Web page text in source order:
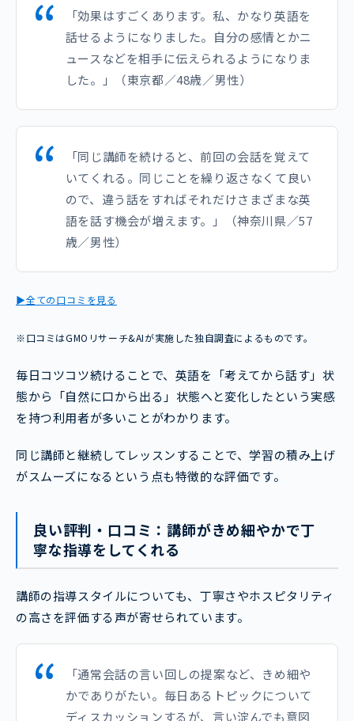
「効果はすごくあります。私、かなり英語を
話せるようになりました。自分の感情とかニ
ュースなどを相手に伝えられるようになりま
した。」（東京都／48歳／男性）
「同じ講師を続けると、前回の会話を覚えて
いてくれる。同じことを繰り返さなくて良い
ので、違う話をすればそれだけさまざまな英
語を話す機会が増えます。」（神奈川県／57
歳／男性）
▶全ての口コミを見る
※口コミはGMOリサーチ&AIが実施した独自調査によるものです。
毎日コツコツ続けることで、英語を「考えてから話す」状
態から「自然に口から出る」状態へと変化したという実感
を持つ利用者が多いことがわかります。
同じ講師と継続してレッスンすることで、学習の積み上げ
がスムーズになるという点も特徴的な評価です。
良い評判・口コミ：講師がきめ細やかで丁
寧な指導をしてくれる
講師の指導スタイルについても、丁寧さやホスピタリティ
の高さを評価する声が寄せられています。
「通常会話の言い回しの提案など、きめ細や
かでありがたい。毎日あるトピックについて
ディスカッションするが、言い淀んでも意図